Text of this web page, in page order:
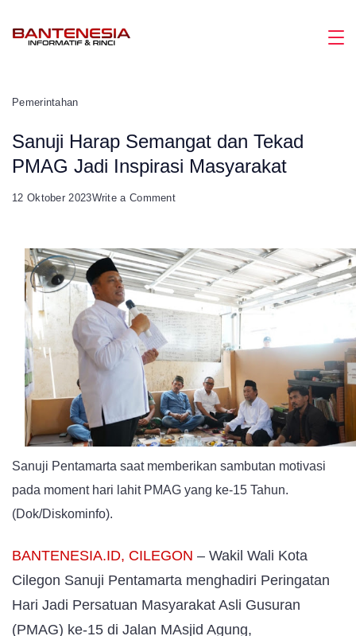
Pemerintahan
Sanuji Harap Semangat dan Tekad
PMAG Jadi Inspirasi Masyarakat
12 Oktober 2023Write a Commenton
Semangat
dan
Tekad
Jadi
Inspirasi
Masyarakat
Sanuji Pentamarta saat memberikan sambutan motivasi
pada moment hari lahit PMAG yang ke-15 Tahun.
(Dok/Diskominfo).
BANTENESIA.ID, CILEGON – Wakil Wali Kota
Cilegon Sanuji Pentamarta menghadiri Peringatan
Hari Jadi Persatuan Masyarakat Asli Gusuran
(PMAG) ke-15 di Jalan MAsjid Agung,